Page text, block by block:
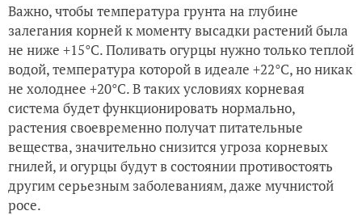
Важно, чтобы температура грунта на глубине
залегания корней к моменту высадки растений была
не ниже +15°С. Поливать огурцы нужно только теплой
водой, температура которой в идеале +22°С, но никак
не холоднее +20°С. В таких условиях корневая
система будет функционировать нормально,
растения своевременно получат питательные
вещества, значительно снизится угроза корневых
гнилей, и огурцы будут в состоянии противостоять
другим серьезным заболеваниям, даже мучнистой
росе.